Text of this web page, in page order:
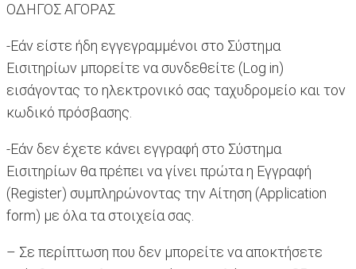
ΟΔΗΓΟΣ ΑΓΟΡΑΣ
-Εάν είστε ήδη εγγεγραμμένοι στο Σύστημα
Εισιτηρίων μπορείτε να συνδεθείτε (Log in)
εισάγοντας το ηλεκτρονικό σας ταχυδρομείο και τον
κωδικό πρόσβασης.
-Εάν δεν έχετε κάνει εγγραφή στο Σύστημα
Εισιτηρίων θα πρέπει να γίνει πρώτα η Εγγραφή
(Register) συμπληρώνοντας την Αίτηση (Application
form) με όλα τα στοιχεία σας.
– Σε περίπτωση που δεν μπορείτε να αποκτήσετε